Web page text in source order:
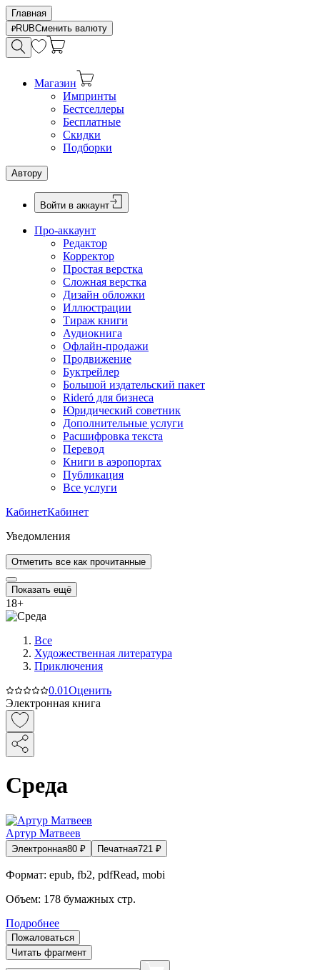
Главная
RUBСменить валюту
Магазин
Импринты
Бестселлеры
Бесплатные
Скидки
Подборки
Автору
Войти в аккаунт
Про-аккаунт
Редактор
Корректор
Простая верстка
Сложная верстка
Дизайн обложки
Иллюстрации
Тираж книги
Аудиокнига
Офлайн-продажи
Продвижение
Буктрейлер
Большой издательский пакет
Rideró для бизнеса
Юридический советник
Дополнительные услуги
Расшифровка текста
Перевод
Книги в аэропортах
Публикация
Все услуги
КабинетКабинет
Уведомления
Отметить все как прочитанные
Показать ещё
18+
Все
Художественная литература
Приключения
0.01Оценить
Электронная книга
Среда
Артур Матвеев
Электронная80 ₽ Печатная721 ₽
Формат: epub, fb2, pdfRead, mobi
Объем: 178 бумажных стр.
Подробнее
Пожаловаться
Читать фрагмент